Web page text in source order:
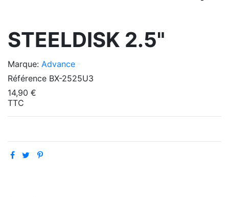
STEELDISK 2.5"
Marque: Advance
Référence BX-2525U3
14,90 €
TTC